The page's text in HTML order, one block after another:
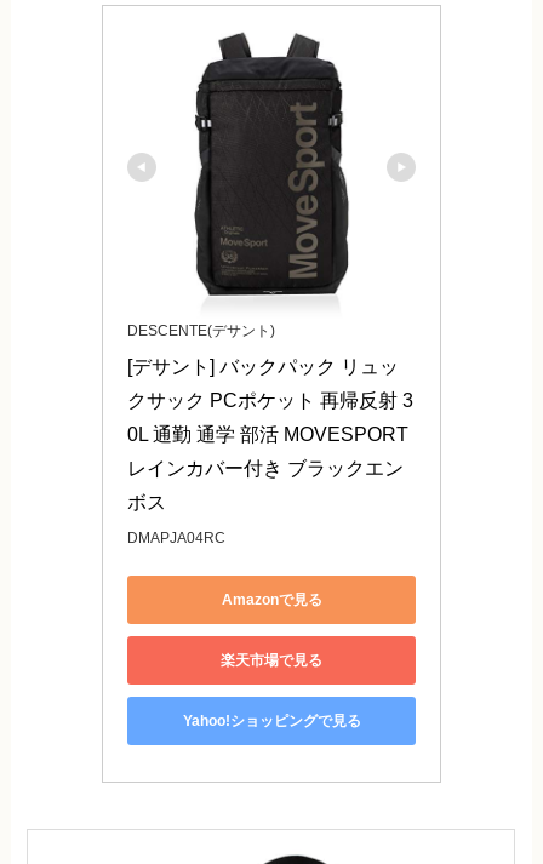
DESCENTE(デサント)
[デサント] バックパック リュッ
クサック PCポケット 再帰反射 3
0L 通勤 通学 部活 MOVESPORT
レインカバー付き ブラックエン
ボス
DMAPJA04RC
Amazonで見る
楽天市場で見る
Yahoo!ショッピングで見る